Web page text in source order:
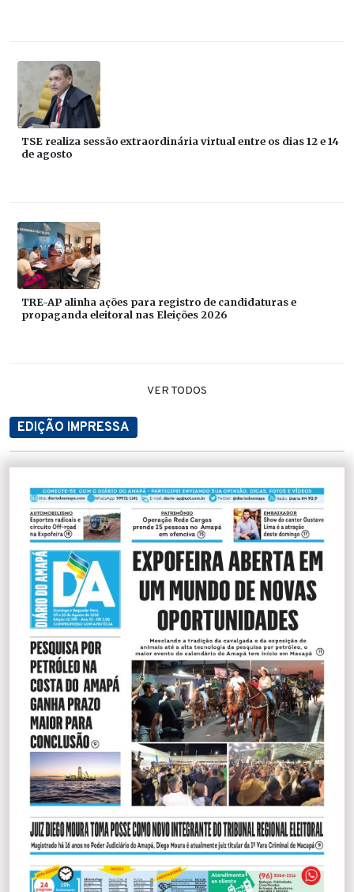
TSE realiza sessão extraordinária virtual entre os dias 12 e 14
de agosto
TRE-AP alinha ações para registro de candidaturas e
propaganda eleitoral nas Eleições 2026
VER TODOS
EDIÇÃO IMPRESSA